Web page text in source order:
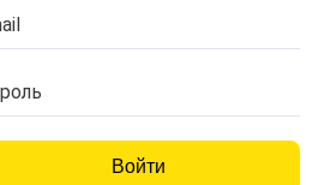
Войти